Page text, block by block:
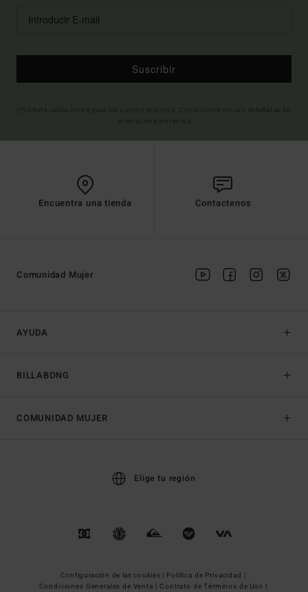
Suscribir
Encuentra una tienda Contactenos
AYUDA
BILLABONG
Comunidad Mujer
COMUNIDAD MUJER
Elige tu región
Configuración de las cookies | Política de Privacidad |
Condiciones Generales de Venta | Contrato de Términos de Uso |